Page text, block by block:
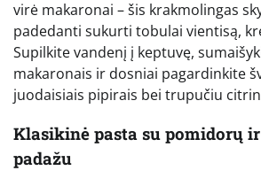
virė makaronai – šis krakmolingas
padedanti sukurti tobulai vientisą,
Supilkite vandenį į keptuvę,
makaronais ir dosniai pagardinkite
juodaisiais pipirais bei trupučiu
Klasikinė pasta su pomidorų
padažu